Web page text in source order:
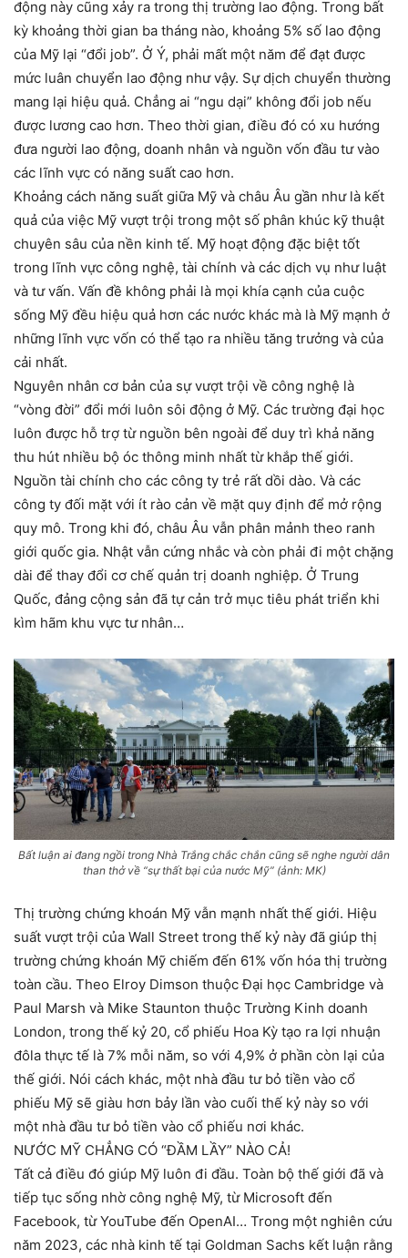
động này cũng xảy ra trong thị trường lao động. Trong bất
kỳ khoảng thời gian ba tháng nào, khoảng 5% số lao động
của Mỹ lại “đổi job”. Ở Ý, phải mất một năm để đạt được
mức luân chuyển lao động như vậy. Sự dịch chuyển thường
mang lại hiệu quả. Chẳng ai “ngu dại” không đổi job nếu
được lương cao hơn. Theo thời gian, điều đó có xu hướng
đưa người lao động, doanh nhân và nguồn vốn đầu tư vào
các lĩnh vực có năng suất cao hơn.
Khoảng cách năng suất giữa Mỹ và châu Âu gần như là kết
quả của việc Mỹ vượt trội trong một số phân khúc kỹ thuật
chuyên sâu của nền kinh tế. Mỹ hoạt động đặc biệt tốt
trong lĩnh vực công nghệ, tài chính và các dịch vụ như luật
và tư vấn. Vấn đề không phải là mọi khía cạnh của cuộc
sống Mỹ đều hiệu quả hơn các nước khác mà là Mỹ mạnh ở
những lĩnh vực vốn có thể tạo ra nhiều tăng trưởng và của
cải nhất.
Nguyên nhân cơ bản của sự vượt trội về công nghệ là
“vòng đời” đổi mới luôn sôi động ở Mỹ. Các trường đại học
luôn được hỗ trợ từ nguồn bên ngoài để duy trì khả năng
thu hút nhiều bộ óc thông minh nhất từ khắp thế giới.
Nguồn tài chính cho các công ty trẻ rất dồi dào. Và các
công ty đối mặt với ít rào cản về mặt quy định để mở rộng
quy mô. Trong khi đó, châu Âu vẫn phân mảnh theo ranh
giới quốc gia. Nhật vẫn cứng nhắc và còn phải đi một chặng
dài để thay đổi cơ chế quản trị doanh nghiệp. Ở Trung
Quốc, đảng cộng sản đã tự cản trở mục tiêu phát triển khi
kìm hãm khu vực tư nhân…
Bất luận ai đang ngồi trong Nhà Trắng chắc chắn cũng sẽ nghe người dân
than thở về “sự thất bại của nước Mỹ” (ảnh: MK)
Thị trường chứng khoán Mỹ vẫn mạnh nhất thế giới. Hiệu
suất vượt trội của Wall Street trong thế kỷ này đã giúp thị
trường chứng khoán Mỹ chiếm đến 61% vốn hóa thị trường
toàn cầu. Theo Elroy Dimson thuộc Đại học Cambridge và
Paul Marsh và Mike Staunton thuộc Trường Kinh doanh
London, trong thế kỷ 20, cổ phiếu Hoa Kỳ tạo ra lợi nhuận
đôla thực tế là 7% mỗi năm, so với 4,9% ở phần còn lại của
thế giới. Nói cách khác, một nhà đầu tư bỏ tiền vào cổ
phiếu Mỹ sẽ giàu hơn bảy lần vào cuối thế kỷ này so với
một nhà đầu tư bỏ tiền vào cổ phiếu nơi khác.
NƯỚC MỸ CHẲNG CÓ “ĐẦM LẦY” NÀO CẢ!
Tất cả điều đó giúp Mỹ luôn đi đầu. Toàn bộ thế giới đã và
tiếp tục sống nhờ công nghệ Mỹ, từ Microsoft đến
Facebook, từ YouTube đến OpenAI… Trong một nghiên cứu
năm 2023, các nhà kinh tế tại Goldman Sachs kết luận rằng